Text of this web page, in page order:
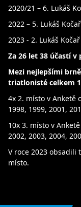
2020/21 – 6. Lukáš
2022 – 5. Lukáš Kočař
2023 - 2. Lukáš Kočař
Za 26 let 38 účastí v
Mezi nejlepšími
triatlonisté celkem
4x 2. místo v Anketě
1998, 1999, 2001,
10x 3. místo v
2002, 2003, 2004,
V roce 2023 obsadili
místo.